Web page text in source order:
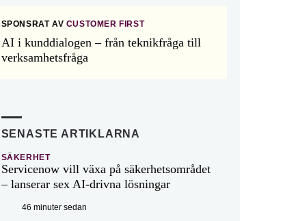
SPONSRAT AV CUSTOMER FIRST
AI i kunddialogen – från teknikfråga till
verksamhetsfråga
SENASTE ARTIKLARNA
SÄKERHET
Servicenow vill växa på säkerhetsområdet
– lanserar sex AI-drivna lösningar
46 minuter sedan